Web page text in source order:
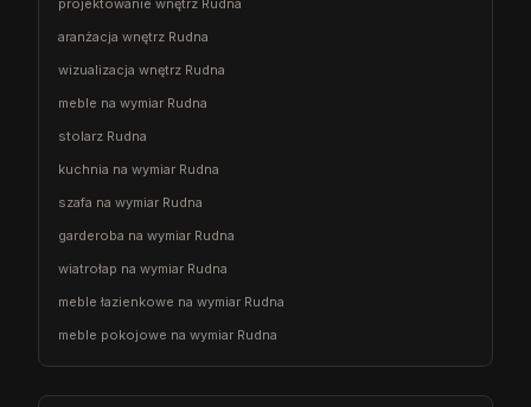
projektowanie wnętrz Rudna
aranżacja wnętrz Rudna
wizualizacja wnętrz Rudna
meble na wymiar Rudna
stolarz Rudna
kuchnia na wymiar Rudna
szafa na wymiar Rudna
garderoba na wymiar Rudna
wiatrołap na wymiar Rudna
meble łazienkowe na wymiar Rudna
meble pokojowe na wymiar Rudna